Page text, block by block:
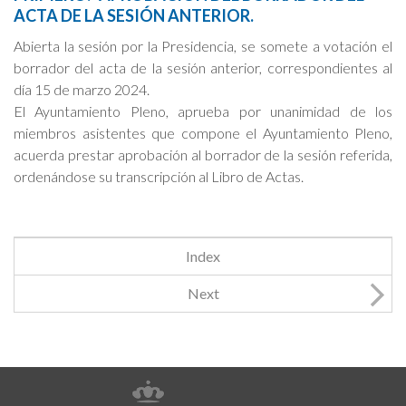
ACTA DE LA SESIÓN ANTERIOR.
Abierta la sesión por la Presidencia, se somete a votación el
borrador del acta de la sesión anterior, correspondientes al
día 15 de marzo 2024.
El Ayuntamiento Pleno, aprueba por unanimidad de los
miembros asistentes que compone el Ayuntamiento Pleno,
acuerda prestar aprobación al borrador de la sesión referida,
ordenándose su transcripción al Libro de Actas.
Index
Next
Cookies Policy